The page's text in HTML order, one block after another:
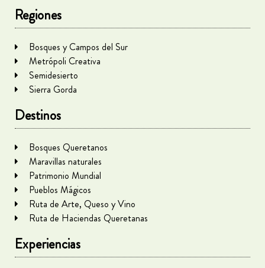
Regiones
Bosques y Campos del Sur
Metrópoli Creativa
Semidesierto
Sierra Gorda
Destinos
Bosques Queretanos
Maravillas naturales
Patrimonio Mundial
Pueblos Mágicos
Ruta de Arte, Queso y Vino
Ruta de Haciendas Queretanas
Experiencias